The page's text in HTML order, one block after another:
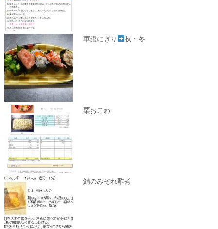
軍艦にぎり 秋・冬
栗おこわ
鯖のみぞれ酢煮